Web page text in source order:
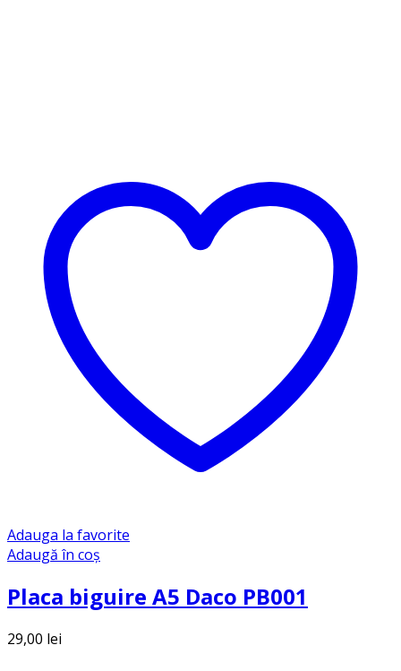
Adauga la favorite
Adaugă în coș
Placa biguire A5 Daco PB001
29,00 lei